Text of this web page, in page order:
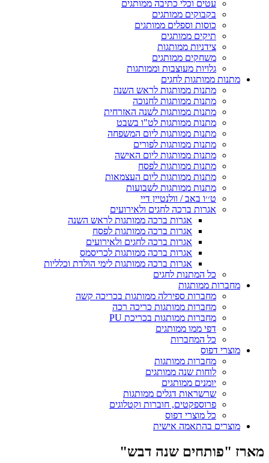
עטים וכלי כתיבה ממותגים
בקבוקים ממותגים
כוסות וספלים ממותגים
תיקים ממותגים
צידניות ממותגות
משחקים ממותגים
גלויות מעוצבות וממותגות
מתנות ממותגות לחגים
מתנות ממותגות לראש השנה
מתנות ממותגות לחנוכה
מתנות ממותגות לשנה האזרחית
מתנות ממותגות לט"ו בשבט
מתנות ממותגות ליום המשפחה
מתנות ממותגות לפורים
מתנות ממותגות ליום האישה
מתנות ממותגות לפסח
מתנות ממותגות ליום העצמאות
מתנות ממותגות לשבועות
ט׳׳ו באב / וולנטיין דיי
אגרות ברכה לחגים ולאירועים
אגרות ברכה ממותגות לראש השנה
אגרות ברכה ממותגות לפסח
אגרות ברכה לחגים ולאירועים
אגרות ברכה ממותגות לכריסמס
אגרות ברכה ממותגות לימי הולדת וכלליות
כל המתנות לחגים
מחברות ממותגות
מחברות ספירלה ממותגות בכריכה קשה
מחברות ממותגות כריכה רכה
מחברות ממותגות בכריכת PU
דפי ממו ממותגים
כל המחברות
מוצרי דפוס
מחברות ממותגות
לוחות שנה ממותגים
יומנים ממותגים
שרשראות דגלים ממותגות
פרוספקטים, חוברות וקטלוגים
כל מוצרי דפוס
מוצרים בהתאמה אישית
מארז "פותחים שנה דבש"